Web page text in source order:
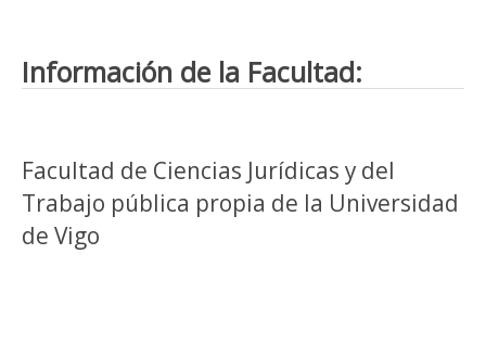
Información de la Facultad:
Facultad de Ciencias Jurídicas y del
Trabajo pública propia de la Universidad
de Vigo